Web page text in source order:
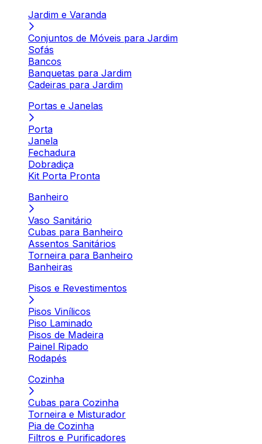
Jardim e Varanda
Conjuntos de Móveis para Jardim
Sofás
Bancos
Banquetas para Jardim
Cadeiras para Jardim
Portas e Janelas
Porta
Janela
Fechadura
Dobradiça
Kit Porta Pronta
Banheiro
Vaso Sanitário
Cubas para Banheiro
Assentos Sanitários
Torneira para Banheiro
Banheiras
Pisos e Revestimentos
Pisos Vinílicos
Piso Laminado
Pisos de Madeira
Painel Ripado
Rodapés
Cozinha
Cubas para Cozinha
Torneira e Misturador
Pia de Cozinha
Filtros e Purificadores